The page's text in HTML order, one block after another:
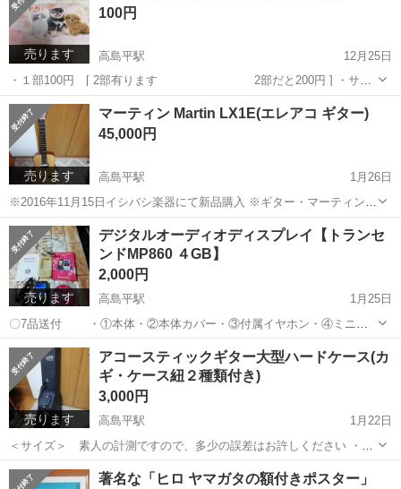
売ります
100円
高島平駅
12月25日
・１部100円 [ 2部有ります 2部だと200円 ] ・サイ
ズ：二つ折り・壁掛タイプ 片面画面 縦21cm 横29.7cm ・
毎月 犬と猫の写真が12ヶ月 ・カレンダー部分：右上に小動物の...
東京 板橋区
売ります
マーティン Martin LX1E(エレアコ ギター)
45,000円
高島平駅
1月26日
※2016年11月15日イシバシ楽器にて新品購入 ※ギター・マーティン純
正ギグケース・Martin WARRANTY(SERIAL NO.248775)・Martin
OWNER'S RESOURCE GUIDE・マーティ...
東京 板橋区 高島平駅 楽器 エレアコ
売ります
デジタルオーディオディスプレイ【トランセ
ンドMP860 ４GB】
2,000円
高島平駅
1月25日
〇7品送付 ・①本体・②本体カバー・③付属イヤホン・④ミニ
USB2.0ケーブル ・⑤QUICK START GUIDE・⑥Warranty Card ・
⑦Transcend Digital Music Play...
東京 板橋区 楽器 ディスプレイ
売ります
アコースティックギター大型ハードケース(カ
ギ・ケース紐２種類付き)
3,000円
高島平駅
1月22日
＜サイズ＞ 素人の計測ですので、多少の誤差はお許しください ・外
寸 全長115.5cm 横上17.5cm 横中37cm 横下45.5cm 高さ16.5cm
・内寸 全長111.5cm 横上14.5cm 横中30.5cm 横下...
東京 板橋区 高島平駅 弦楽器、ギター ケース
著名な「ヒロ ヤマガタの額付きポスター」